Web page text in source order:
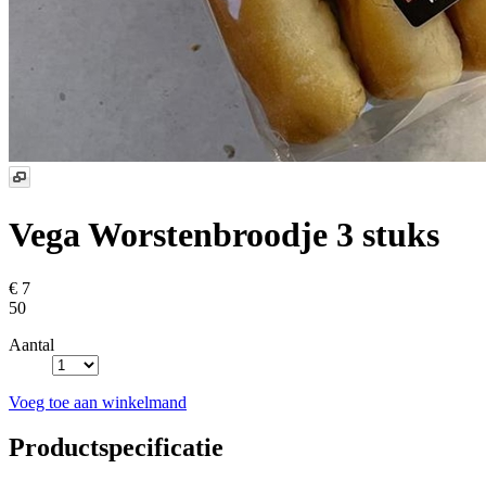
Vega Worstenbroodje 3 stuks
€ 7
50
Aantal
Voeg toe aan winkelmand
Productspecificatie